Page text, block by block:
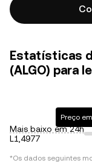
Estatísticas
(ALGO) para
Mais baixo em 24h
L1,4977
Preço
*Os dados seguintes